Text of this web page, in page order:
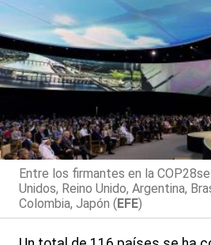
Entre los firmantes en la
Unidos, Reino Unido, Argentina,
Colombia, Japón (EFE)